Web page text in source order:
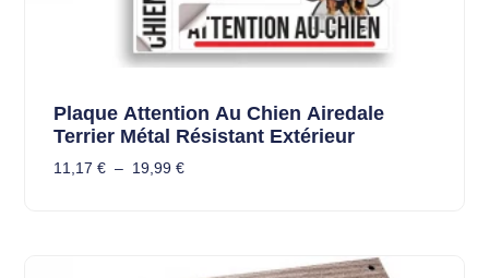
Plaque Attention Au Chien Airedale
Terrier Métal Résistant Extérieur
11,17 € – 19,99 €